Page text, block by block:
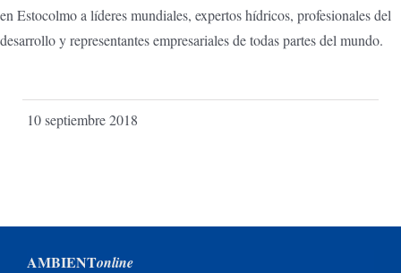
en Estocolmo a líderes mundiales, expertos hídricos, profesionales del
desarrollo y representantes empresariales de todas partes del mundo.
10 septiembre 2018
AMBIENTonline